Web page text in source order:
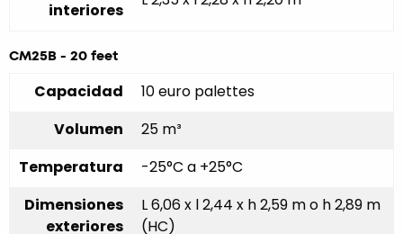
interiores
CM25B - 20 feet
Capacidad
10 euro palettes
Volumen
25 m³
Temperatura
-25°C a +25°C
Dimensiones
exteriores
L 6,06 x l 2,44 x h 2,59 m o h 2,89 m
(HC)